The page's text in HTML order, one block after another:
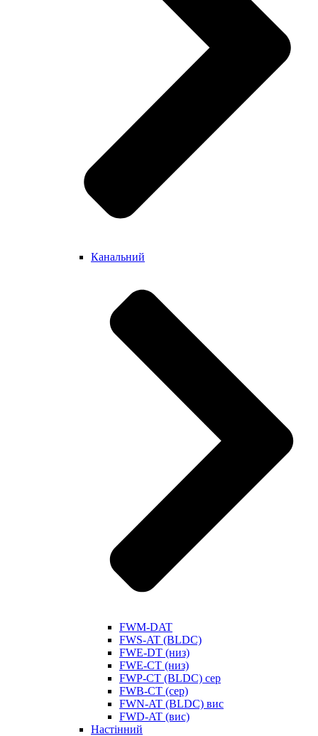
Канальний
FWM-DAT
FWS-AT (BLDC)
FWE-DT (низ)
FWE-CT (низ)
FWP-CT (BLDC) сер
FWB-CT (сер)
FWN-AT (BLDC) вис
FWD-AT (вис)
Настінний